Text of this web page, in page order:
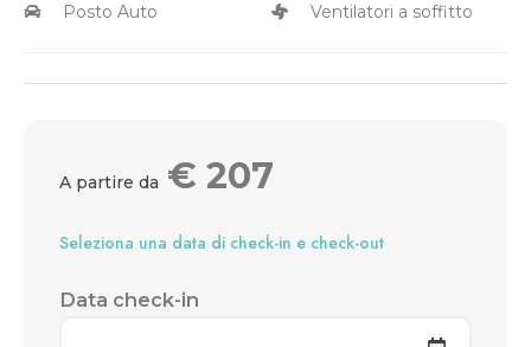
Posto Auto
Ventilatori a soffitto
A partire da € 207
Seleziona una data di check-in e check-out
Data check-in